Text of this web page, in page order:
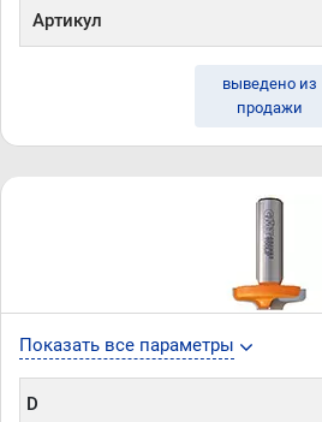
Артикул
выведено из
продажи
Показать все параметры
D